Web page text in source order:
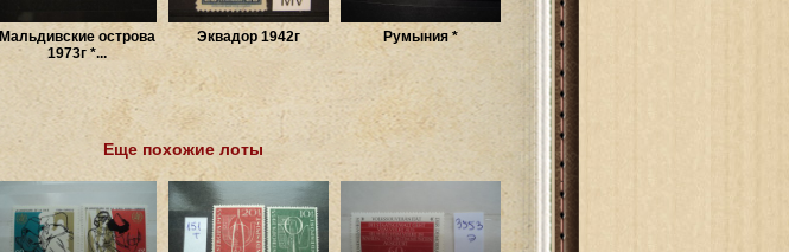
Мальдивские острова
1973г *...
Эквадор 1942г Румыния *
Еще похожие лоты